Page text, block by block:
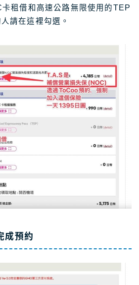
租借和高速公路無限使用的TEP
請在這裡勾選。
成預約